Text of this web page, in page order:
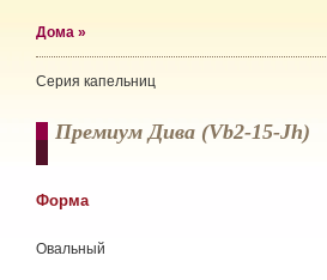
Дома »
Серия капельниц
Премиум Дива (vb2-15-Jh)
Форма
Овальный